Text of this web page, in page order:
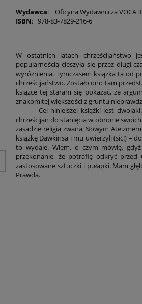
Wydawca: Oficyna Wydawnicza
ISBN: 978-83-7829-216-6
W ostatnich latach chrześcijaństwo
popularnością cieszyła się przez długi
wyróżnienia. Tymczasem książka ta od
chrześcijaństwo. Zostało ono tam
książce tej staram się pokazać, że
znakomitej większości z gruntu
Cel niniejszej książki jest dwojaki.
chrześcijan do stanięcia w obronie
zasadzie religia zwana Nowym
książkę Dawkinsa i mu uwierzyli (sic!) –
to wydaje. Wiem, o czym mówię,
przekonanie, że potrafię odkryć przed
zastosowane sztuczki i pułapki. Mam
Prawda.